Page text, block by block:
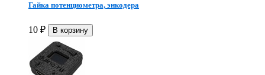
Гайка потенциометра, энкодера
10 ₽